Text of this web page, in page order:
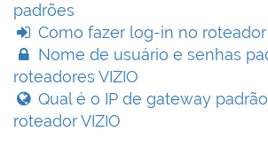
padrões
Como fazer log-in no roteador
Nome de usuário e senhas
roteadores VIZIO
Qual é o IP de gateway
roteador VIZIO